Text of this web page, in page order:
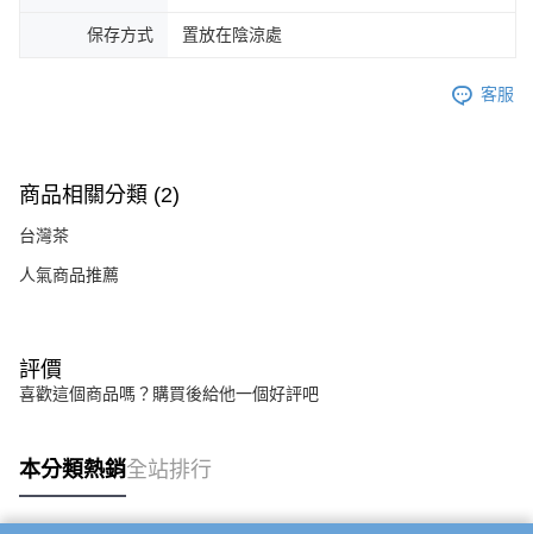
保存方式 置放在陰涼處
客服
商品相關分類 (2)
台灣茶
人氣商品推薦
評價
喜歡這個商品嗎？購買後給他一個好評吧
本分類熱銷全站排行